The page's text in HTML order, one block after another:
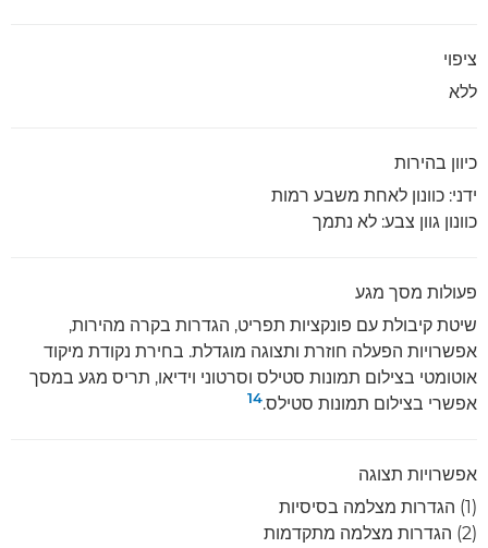
ציפוי
ללא
כיוון בהירות
ידני: כוונון לאחת משבע רמות
כוונון גוון צבע: לא נתמך
פעולות מסך מגע
שיטת קיבולת עם פונקציות תפריט, הגדרות בקרה מהירות,
אפשרויות הפעלה חוזרת ותצוגה מוגדלת. בחירת נקודת מיקוד
אוטומטי בצילום תמונות סטילס וסרטוני וידיאו, תריס מגע במסך
אפשרי בצילום תמונות סטילס.14
אפשרויות תצוגה
(1) הגדרות מצלמה בסיסיות
(2) הגדרות מצלמה מתקדמות